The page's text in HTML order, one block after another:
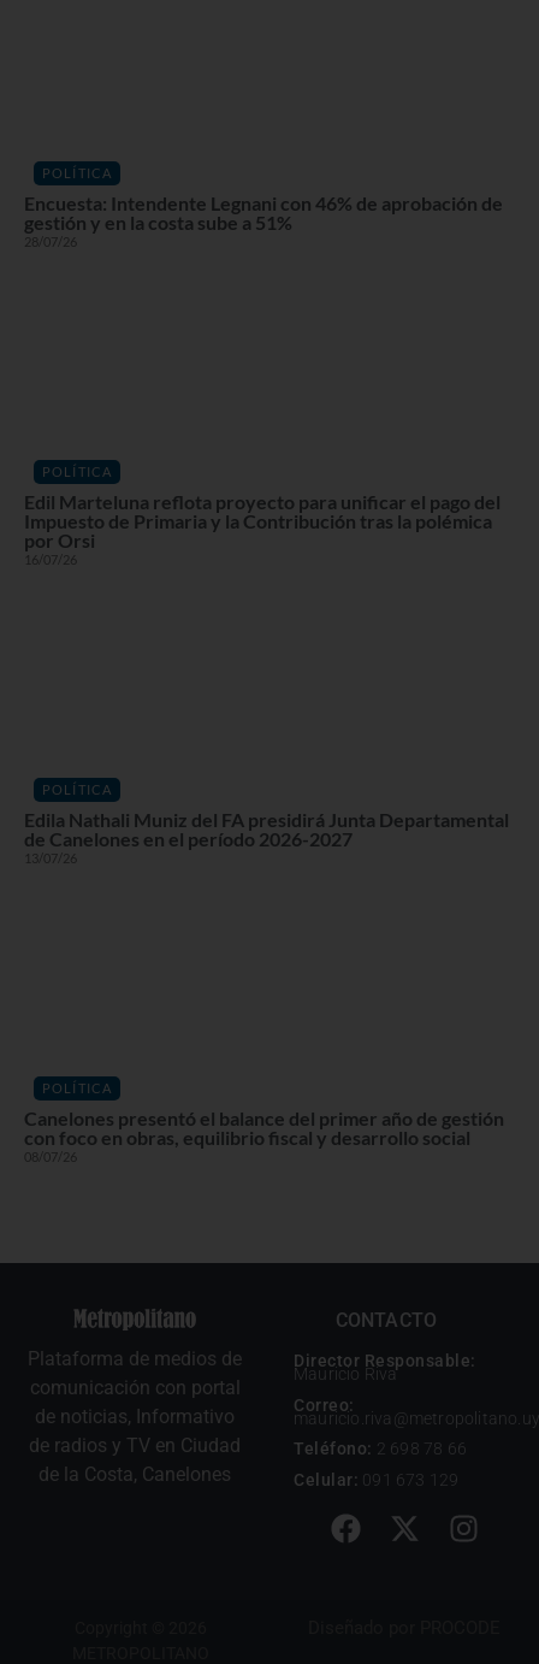
POLÍTICA
Encuesta: Intendente Legnani con 46% de aprobación de
gestión y en la costa sube a 51%
28/07/26
POLÍTICA
Edil Marteluna reflota proyecto para unificar el pago del
Impuesto de Primaria y la Contribución tras la polémica
por Orsi
16/07/26
POLÍTICA
Edila Nathali Muniz del FA presidirá Junta Departamental
de Canelones en el período 2026-2027
13/07/26
POLÍTICA
Canelones presentó el balance del primer año de gestión
con foco en obras, equilibrio fiscal y desarrollo social
08/07/26
Plataforma de medios de
comunicación con portal
de noticias, Informativo
de radios y TV en Ciudad
de la Costa, Canelones
CONTACTO
Director Responsable:
Mauricio Riva
Correo:
mauricio.riva@metropolitano.uy
Teléfono: 2 698 78 66
Celular: 091 673 129